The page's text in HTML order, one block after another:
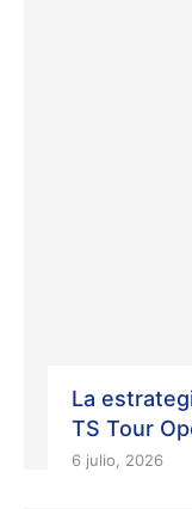
La
TS Tour
6 julio, 2026